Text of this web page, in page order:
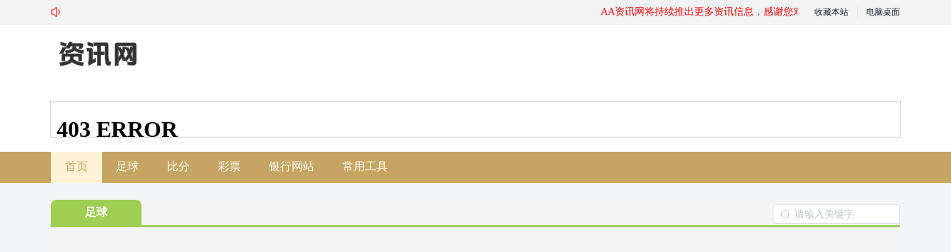
AA资讯网将持续推出更多资讯信息，感谢您对我们一直以来的支持与关注！
收藏本站 电脑桌面
首页 足球 比分 彩票 银行网站 常用工具
足球